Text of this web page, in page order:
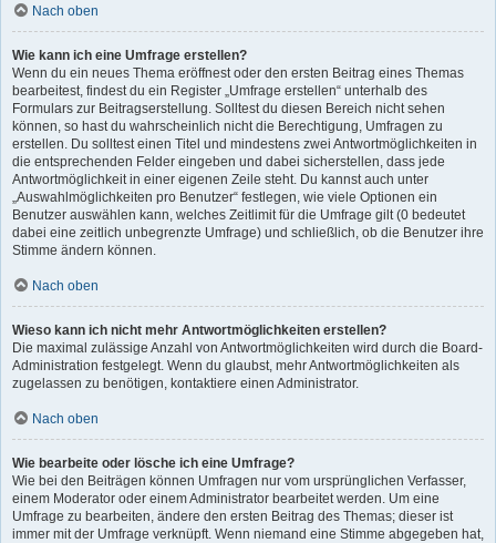
Nach oben
Wie kann ich eine Umfrage erstellen?
Wenn du ein neues Thema eröffnest oder den ersten Beitrag eines Themas
bearbeitest, findest du ein Register „Umfrage erstellen“ unterhalb des
Formulars zur Beitragserstellung. Solltest du diesen Bereich nicht sehen
können, so hast du wahrscheinlich nicht die Berechtigung, Umfragen zu
erstellen. Du solltest einen Titel und mindestens zwei Antwortmöglichkeiten in
die entsprechenden Felder eingeben und dabei sicherstellen, dass jede
Antwortmöglichkeit in einer eigenen Zeile steht. Du kannst auch unter
„Auswahlmöglichkeiten pro Benutzer“ festlegen, wie viele Optionen ein
Benutzer auswählen kann, welches Zeitlimit für die Umfrage gilt (0 bedeutet
dabei eine zeitlich unbegrenzte Umfrage) und schließlich, ob die Benutzer ihre
Stimme ändern können.
Nach oben
Wieso kann ich nicht mehr Antwortmöglichkeiten erstellen?
Die maximal zulässige Anzahl von Antwortmöglichkeiten wird durch die Board-
Administration festgelegt. Wenn du glaubst, mehr Antwortmöglichkeiten als
zugelassen zu benötigen, kontaktiere einen Administrator.
Nach oben
Wie bearbeite oder lösche ich eine Umfrage?
Wie bei den Beiträgen können Umfragen nur vom ursprünglichen Verfasser,
einem Moderator oder einem Administrator bearbeitet werden. Um eine
Umfrage zu bearbeiten, ändere den ersten Beitrag des Themas; dieser ist
immer mit der Umfrage verknüpft. Wenn niemand eine Stimme abgegeben hat,